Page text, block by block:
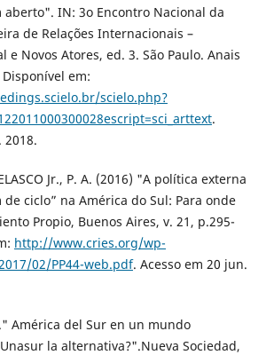
aberto". IN: 3o Encontro Nacional da
de Relações Internacionais –
e Novos Atores, ed. 3. São Paulo. Anais
em:
scielo.php?
.
2018.
Jr., P. A. (2016) "A política externa
ciclo” na América do Sul: Para onde
Propio, Buenos Aires, v. 21, p.295-
http://www.cries.org/wp-
02/PP44-web.pdf. Acesso em 20 jun.
América del Sur en un mundo
la alternativa?".Nueva Sociedad,